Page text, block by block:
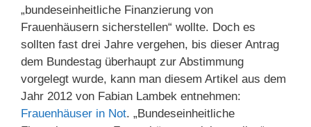
„bundeseinheitliche Finanzierung von
Frauenhäusern sicherstellen“ wollte. Doch es
sollten fast drei Jahre vergehen, bis dieser Antrag
dem Bundestag überhaupt zur Abstimmung
vorgelegt wurde, kann man diesem Artikel aus dem
Jahr 2012 von Fabian Lambek entnehmen:
Frauenhäuser in Not. „Bundeseinheitliche